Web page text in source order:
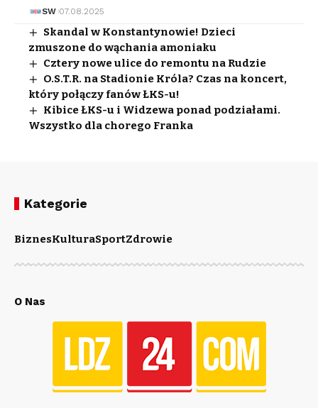
SW 07.08.2025
Skandal w Konstantynowie! Dzieci
zmuszone do wąchania amoniaku
Cztery nowe ulice do remontu na Rudzie
O.S.T.R. na Stadionie Króla? Czas na koncert,
który połączy fanów ŁKS-u!
Kibice ŁKS-u i Widzewa ponad podziałami.
Wszystko dla chorego Franka
Kategorie
BiznesKulturaSportZdrowie
O Nas